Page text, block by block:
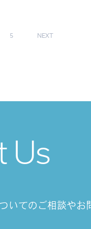
5 NEXT
Us
いてのご相談やお